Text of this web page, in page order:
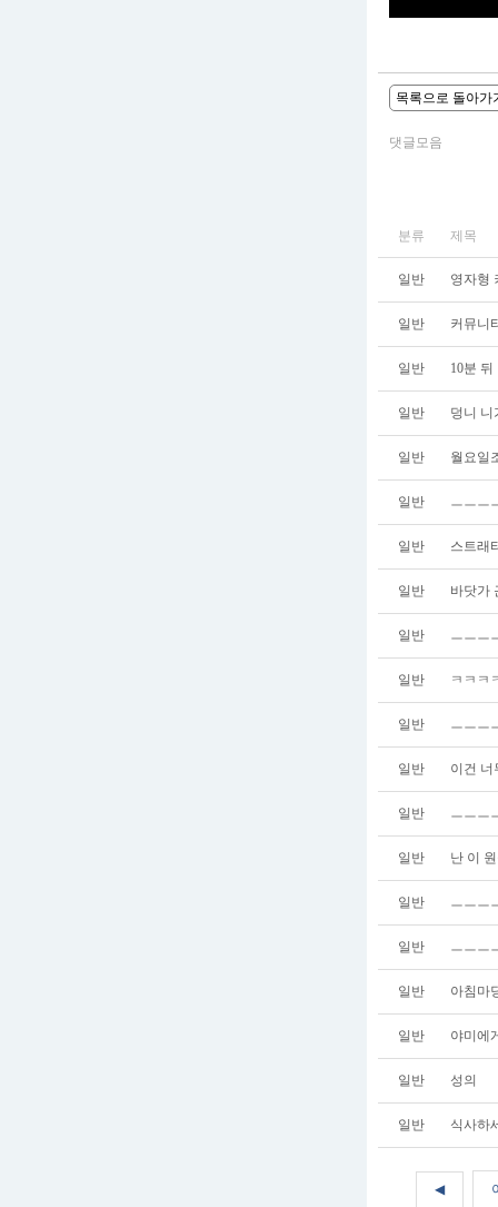
목록으로 돌아가
댓글모음
분류 제목
일반 영자형
일반 커뮤니
일반 10분
일반 덩니 니
일반 월요일
일반 ㅡㅡㅡ
일반 스트래
일반 바닷가
일반 ㅡㅡㅡ
일반 ㅋㅋㅋ
일반 ㅡㅡㅡ
일반 이건 너
일반 ㅡㅡㅡ
일반 난 이
일반 ㅡㅡㅡ
일반 ㅡㅡㅡ
일반 아침마
일반 야미에
일반 성의
일반 식사하
◀